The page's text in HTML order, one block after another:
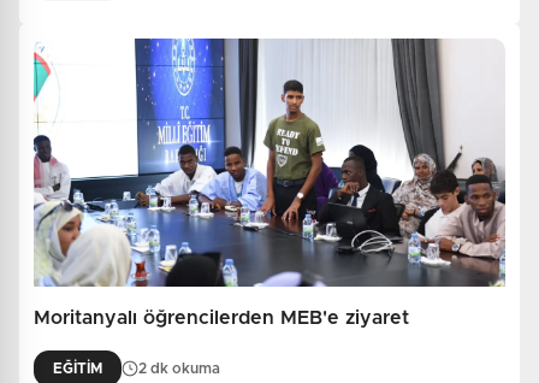
Moritanyalı öğrencilerden MEB'e ziyaret
EĞİTİM 2 dk okuma